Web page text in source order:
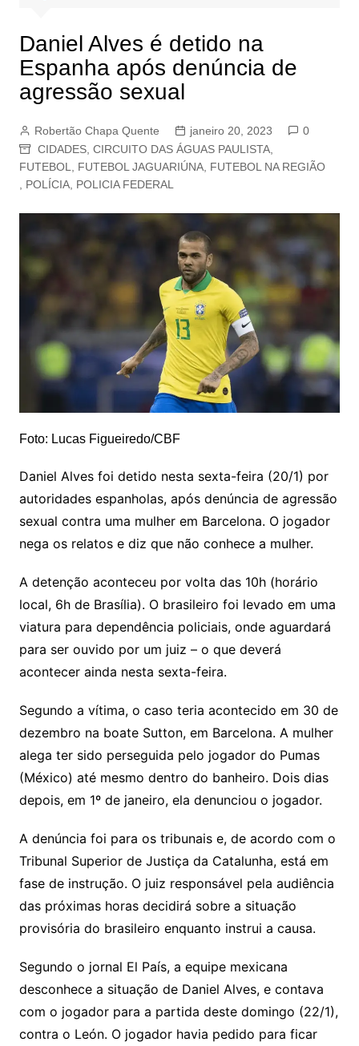
Daniel Alves é detido na
Espanha após denúncia de
agressão sexual
Robertão Chapa Quente janeiro 20, 2023
0
CIDADES, CIRCUITO DAS ÁGUAS PAULISTA,
FUTEBOL
FUTEBOL JAGUARIÚNA, FUTEBOL NA REGIÃO
POLÍCIA, POLICIA FEDERAL
Foto: Lucas Figueiredo/CBF
Daniel Alves foi detido nesta sexta-feira (20/1) por
autoridades espanholas, após denúncia de agressão
sexual contra uma mulher em Barcelona. O jogador
nega os relatos e diz que não conhece a mulher.
A detenção aconteceu por volta das 10h (horário
local, 6h de Brasília). O brasileiro foi levado em uma
viatura para dependência policiais, onde aguardará
para ser ouvido por um juiz – o que deverá
acontecer ainda nesta sexta-feira.
Segundo a vítima, o caso teria acontecido em 30 de
dezembro na boate Sutton, em Barcelona. A mulher
alega ter sido perseguida pelo jogador do Pumas
(México) até mesmo dentro do banheiro. Dois dias
depois, em 1º de janeiro, ela denunciou o jogador.
A denúncia foi para os tribunais e, de acordo com o
Tribunal Superior de Justiça da Catalunha, está em
fase de instrução. O juiz responsável pela audiência
das próximas horas decidirá sobre a situação
provisória do brasileiro enquanto instrui a causa.
Segundo o jornal El País, a equipe mexicana
desconhece a situação de Daniel Alves, e contava
com o jogador para a partida deste domingo (22/1),
contra o León. O jogador havia pedido para ficar